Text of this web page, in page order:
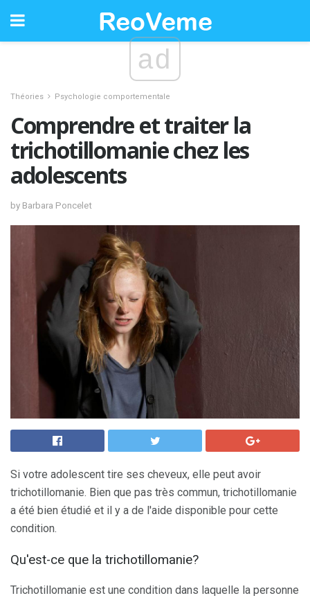
ad
Théories Psychologie comportementale
Comprendre et traiter la
trichotillomanie chez les
adolescents
by Barbara Poncelet
Si votre adolescent tire ses cheveux, elle peut avoir
trichotillomanie. Bien que pas très commun, trichotillomanie
a été bien étudié et il y a de l'aide disponible pour cette
condition.
Qu'est-ce que la trichotillomanie?
Trichotillomanie est une condition dans laquelle la personne